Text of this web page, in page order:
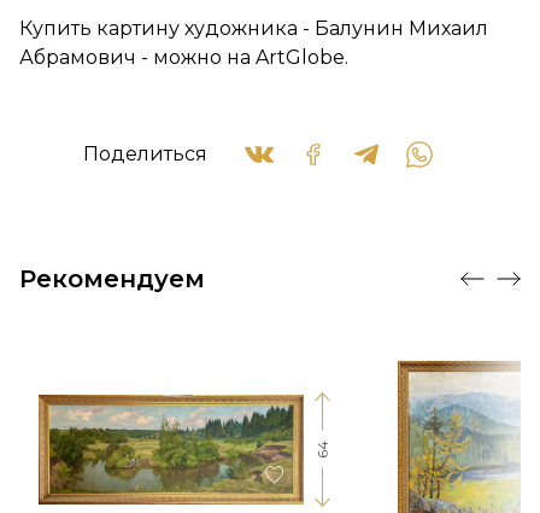
Купить картину художника - Балунин Михаил
Абрамович - можно на ArtGlobe.
Поделиться
Рекомендуем
64